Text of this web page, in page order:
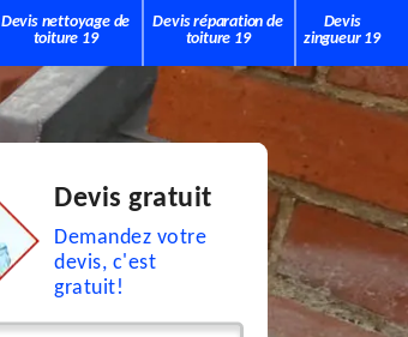
Devis nettoyage de
toiture 19
Devis réparation de
toiture 19
Devis
zingueur 19
Devis gratuit
Demandez votre
devis, c'est
gratuit!